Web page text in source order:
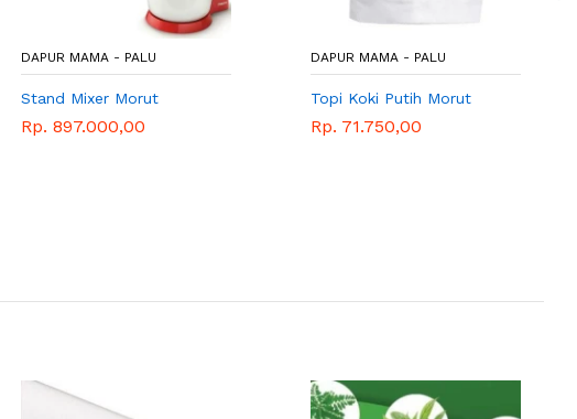
DAPUR MAMA - PALU
Stand Mixer Morut
Rp. 897.000,00
DAPUR MAMA - PALU
Topi Koki Putih Morut
Rp. 71.750,00